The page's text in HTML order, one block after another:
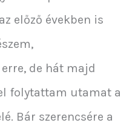
előző években is
de hát majd
folytattam utamat a
Bár szerencsére a